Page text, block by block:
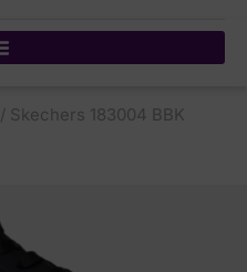
/ Skechers 183004 BBK